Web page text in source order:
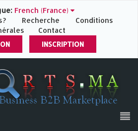
French (France)
Recherche
Conditions
Contact
INSCRIPTION